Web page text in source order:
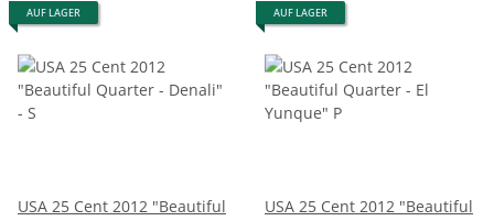
AUF LAGER
USA 25 Cent 2012 "Beautiful
AUF LAGER
USA 25 Cent 2012 "Beautiful